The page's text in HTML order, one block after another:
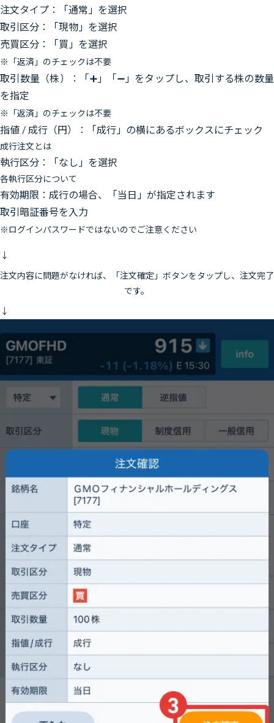
注文タイプ：「通常」を選択
取引区分：「現物」を選択
売買区分：「買」を選択
※「返済」のチェックは不要
取引数量（株）：「➕」「➖」をタップし、取引する株の数量
を指定
※「返済」のチェックは不要
指値 / 成行（円）：「成行」の横にあるボックスにチェック
成行注文とは
執行区分：「なし」を選択
各執行区分について
有効期限：成行の場合、「当日」が指定されます
取引暗証番号を入力
※ログインパスワードではないのでご注意ください
↓
注文内容に問題がなければ、「注文確定」ボタンをタップし、注文完了
です。
↓